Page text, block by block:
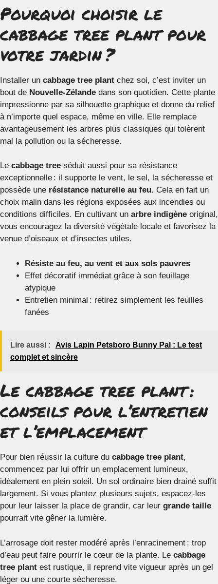
Pourquoi choisir le
cabbage tree plant pour
votre jardin ?
Installer un cabbage tree plant chez soi, c’est inviter un
bout de Nouvelle-Zélande dans son quotidien. Cette plante
impressionne par sa silhouette graphique et donne du relief
à n’importe quel espace, même en ville. Elle remplace
avantageusement les arbres plus classiques qui tolèrent
mal la pollution ou la sécheresse.
Le cabbage tree séduit aussi pour sa résistance
exceptionnelle : il supporte le vent, le sel, la sécheresse et
possède une résistance naturelle au feu. Cela en fait un
choix malin dans les régions exposées aux incendies ou
conditions difficiles. En cultivant un arbre indigène original,
vous encouragez la diversité végétale locale et favorisez la
venue d’oiseaux et d’insectes utiles.
Résiste au feu, au vent et aux sols pauvres
Effet décoratif immédiat grâce à son feuillage
atypique
Entretien minimal : retirez simplement les feuilles
fanées
Lire aussi :
Avis Lapin Petsboro Bunny Pal : Le test
complet et sincère
Le cabbage tree plant :
conseils pour l’entretien
et l’emplacement
Pour bien réussir la culture du cabbage tree plant,
commencez par lui offrir un emplacement lumineux,
idéalement en plein soleil. Un sol ordinaire bien drainé suffit
largement. Si vous plantez plusieurs sujets, espacez-les
pour leur laisser la place de grandir, car leur grande taille
pourrait vite gêner la lumière.
L’arrosage doit rester modéré après l’enracinement : trop
d’eau peut faire pourrir le cœur de la plante. Le cabbage
tree plant est rustique, il reprend vite vigueur après un gel
léger ou une courte sécheresse.